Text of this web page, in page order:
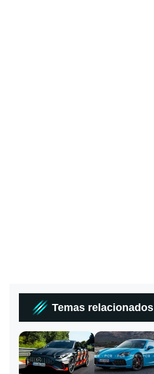
Temas relacionados